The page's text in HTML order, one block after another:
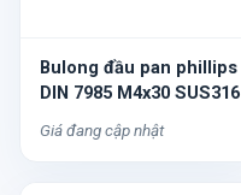
Bulong đầu pan phillips
DIN 7985 M4x30 SUS316
Giá đang cập nhật